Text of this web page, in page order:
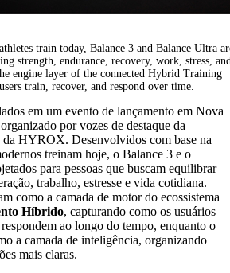
train today, Balance 3 and Balance Ultra
strength, endurance, recovery, work, stress,
engine layer of the connected Hybrid Training
train, recover, and respond over time.
em um evento de lançamento em Nova
por vozes de destaque da
da HYROX. Desenvolvidos com base na
treinam hoje, o Balance 3 e o
para pessoas que buscam equilibrar
trabalho, estresse e vida cotidiana.
como a camada de motor do ecossistema
Híbrido, capturando como os usuários
ao longo do tempo, enquanto o
a camada de inteligência, organizando
mais claras.